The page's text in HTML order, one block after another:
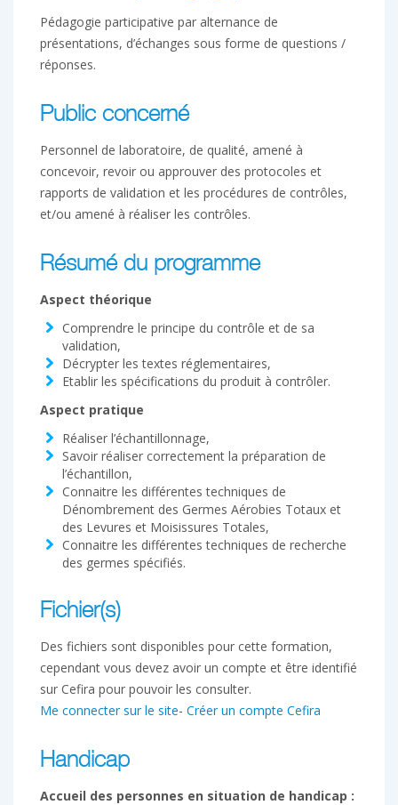
Pédagogie participative par alternance de
présentations, d’échanges sous forme de questions /
réponses.
Public concerné
Personnel de laboratoire, de qualité, amené à
concevoir, revoir ou approuver des protocoles et
rapports de validation et les procédures de contrôles,
et/ou amené à réaliser les contrôles.
Résumé du programme
Aspect théorique
Comprendre le principe du contrôle et de sa
validation,
Décrypter les textes réglementaires,
Etablir les spécifications du produit à contrôler.
Aspect pratique
Réaliser l’échantillonnage,
Savoir réaliser correctement la préparation de
l’échantillon,
Connaitre les différentes techniques de
Dénombrement des Germes Aérobies Totaux et
des Levures et Moisissures Totales,
Connaitre les différentes techniques de recherche
des germes spécifiés.
Fichier(s)
Des fichiers sont disponibles pour cette formation,
cependant vous devez avoir un compte et être identifié
sur Cefira pour pouvoir les consulter.
Me connecter sur le site- Créer un compte Cefira
Handicap
Accueil des personnes en situation de handicap :